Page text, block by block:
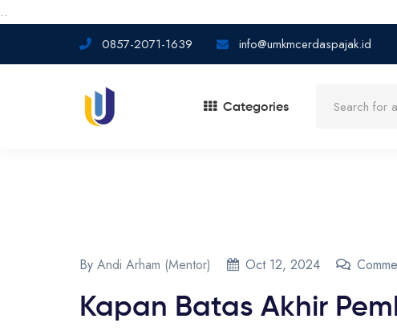
..
0857-2071-1639 info@umkmcerdaspajak.id
Categories
By Andi Arham (Mentor) Oct 12, 2024
Kapan Batas Akhir